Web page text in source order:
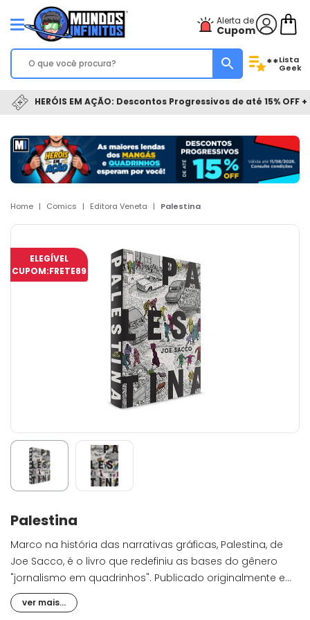
Alerta de
Cupom
**Lista
Geek
HERÓIS EM AÇÃO: Descontos Progressivos de até 15% OFF
Home | Comics | Editora Veneta | Palestina
ELEGÍVEL
CUPOM:FRETE89
Palestina
Marco na história das narrativas gráficas, Palestina, de
Joe Sacco, é o livro que redefiniu as bases do gênero
"jornalismo em quadrinhos". Publicado originalmente em
nove gibis, entre 1993 e 1995, a HQ ganhou uma edição
completa em 1996, e ganhou alguns dos mais
ver mais...